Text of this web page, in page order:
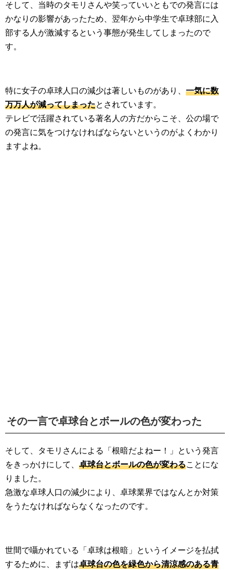
そして、当時のタモリさんや笑っていいともでの発言には
かなりの影響があったため、翌年から中学生で卓球部に入
部する人が激減するという事態が発生してしまったので
す。
特に女子の卓球人口の減少は著しいものがあり、 一気に数
万万人が減ってしまったとされています。
テレビで活躍されている著名人の方だからこそ、公の場で
の発言に気をつけなければならないというのがよくわかり
ますよね。
その一言で卓球台とボールの色が変わった
そして、タモリさんによる「根暗だよねー！」という発言
をきっかけにして、 卓球台とボールの色が変わることにな
りました。
急激な卓球人口の減少により、卓球業界ではなんとか対策
をうたなければならなくなったのです。
世間で囁かれている「卓球は根暗」というイメージを払拭
するために、まずは卓球台の色を緑色から清涼感のある青